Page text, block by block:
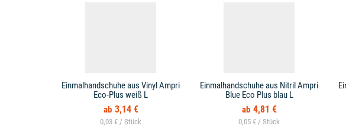
Einmalhandschuhe aus Vinyl Ampri
Eco-Plus weiß L
3,14 €
0,03 € /
Einmalhandschuhe aus Nitril Ampri
Blue Eco Plus blau L
4,81 €
0,05 € /